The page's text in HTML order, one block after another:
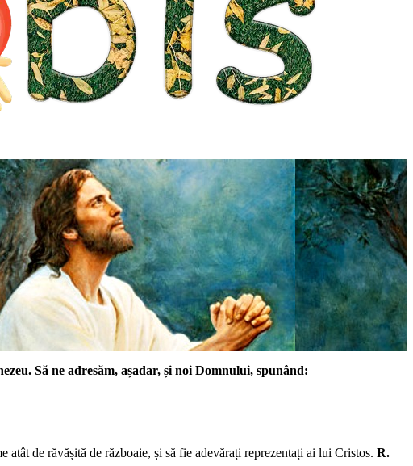
Să ne adresăm, așadar, și noi Domnului, spunând:
de răvășită de războaie, și să fie adevărați reprezentați ai lui Cristos. R.